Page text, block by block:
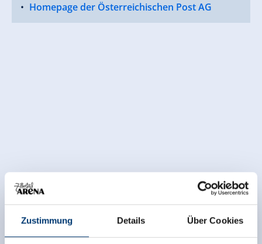
Zustimmung Details Über Cookies
Homepage der Österreichischen Post AG